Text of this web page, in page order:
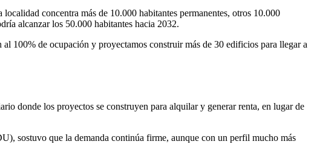
concentra más de 10.000 habitantes permanentes, otros 10.000
alcanzar los 50.000 habitantes hacia 2032.
100% de ocupación y proyectamos construir más de 30 edificios para llegar a
donde los proyectos se construyen para alquilar y generar renta, en lugar de
sostuvo que la demanda continúa firme, aunque con un perfil mucho más